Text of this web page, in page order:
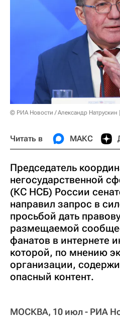
© РИА Новости / Александр Натрускин
Читать в МАКС
Председатель
негосударственной
(КС НСБ) России
направил запрос в
просьбой дать
размещаемой
фанатов в интернете
которой, по мнению
организации,
опасный контент.
МОСКВА, 10 июл - РИА